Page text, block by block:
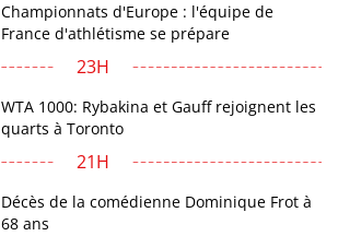
Championnats d'Europe : l'équipe de
France d'athlétisme se prépare
23H
WTA 1000: Rybakina et Gauff rejoignent les
quarts à Toronto
21H
Décès de la comédienne Dominique Frot à
68 ans